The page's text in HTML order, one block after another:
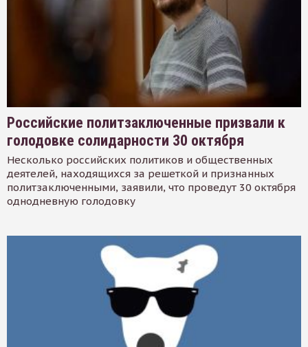
Российские политзаключенные призвали к
голодовке солидарности 30 октября
Несколько российских политиков и общественных
деятелей, находящихся за решеткой и признанных
политзаключенными, заявили, что проведут 30 октября
однодневную голодовку